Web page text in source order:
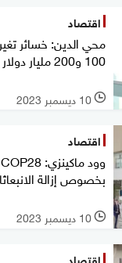
اقتصاد
محي الدين: خسائر
100 و200 مليار دولار
l 10 ديسمبر 2023
اقتصاد
بخصوص إزالة
l 10 ديسمبر 2023
اقتصاد